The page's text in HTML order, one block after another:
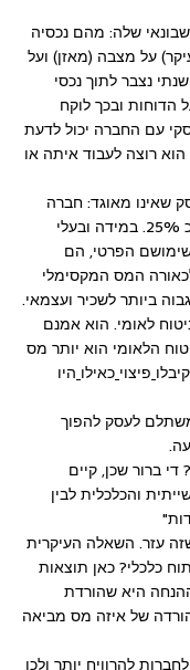
שלה: מהם נכסיה
על מצבה (מאזן) ועל
נצבר לתוך נכסי
ובכך לוקח
עם החברה יכול לדעת
רוצה לעבוד איתה או
שאינו מאוגד: חברה
משלמת עבור הרווחים השנתיים מס חברות כ 25%. במידה ובעלי
הפרטי, הם
בשיעור של כ25%, כך שלכאורה המס המקסימלי
לאומי. הוא אמנם
הלאומי הוא יותר מס
פיצוי כאילו היו
לעסק להפוך
ברור שכן, קיים
והכלכלית לבין
עזר. השאלה העיקרית
כלכלי? כאן תוצאות
היא שהורדת
של איזה מס מביאה
להרוויח יותר ולכן